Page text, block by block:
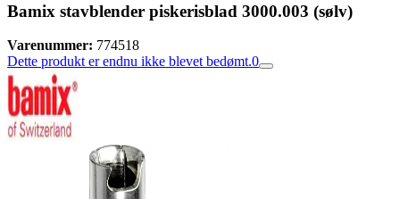
Bamix stavblender piskerisblad 3000.003 (sølv)
Varenummer: 774518
Dette produkt er endnu ikke blevet bedømt.0